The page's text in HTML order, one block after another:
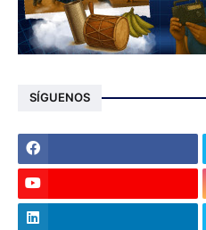
SÍGUENOS